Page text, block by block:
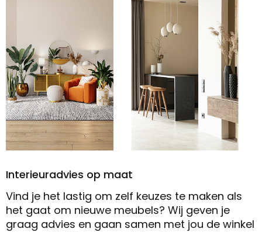
Interieuradvies op maat
Vind je het lastig om zelf keuzes te maken als
het gaat om nieuwe meubels? Wij geven je
graag advies en gaan samen met jou de winkel